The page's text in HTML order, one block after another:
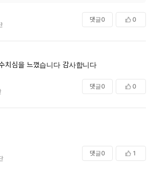
이다.
은 아이러니한 상황이 촉발하는 비극적이면
정서로 블랙코미디의 진수를 보여 준다. 전립
에서 이 부장이 느끼는 당혹스러움과 집으로
마사지하는 처연함과 비참. 드라이 오르가슴
기야 오프라인 모임까지 나가 의외로 설득력
션을 듣게 되는 기괴한 상황, 몸을 마음껏 느낄
에 없이 활기 넘친 생활을 하며 만족해하는
섯에 비로소 ‘기쁨을 아는 몸’이 된 이 부장
사고들이 웃기고도 슬프게, 그러면서도 예측
댓글0 0
치심을 느꼈습니다 감사합니다
댓글0 0
댓글0 1